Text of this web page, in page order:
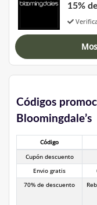
15%
Códigos
Bloomingdale’s
Código
Cupón descuento
Envio gratis
70% de descuento